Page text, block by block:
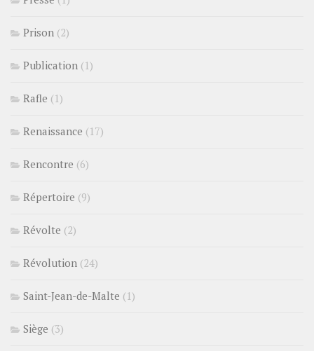
Prison (2)
Publication (1)
Rafle (1)
Renaissance (17)
Rencontre (6)
Répertoire (9)
Révolte (2)
Révolution (24)
Saint-Jean-de-Malte (1)
Siège (3)